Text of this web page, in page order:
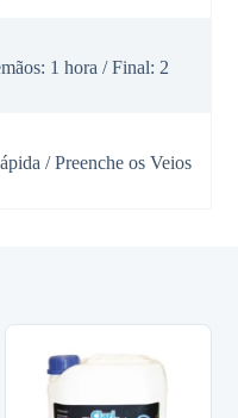
1 hora / Final: 2
/ Preenche os Veios